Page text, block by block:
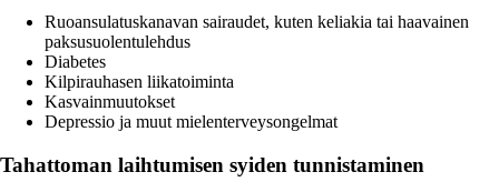
Ruoansulatuskanavan sairaudet, kuten keliakia tai haavainen
paksusuolentulehdus
Diabetes
Kilpirauhasen liikatoiminta
Kasvainmuutokset
Depressio ja muut mielenterveysongelmat
Tahattoman laihtumisen syiden tunnistaminen